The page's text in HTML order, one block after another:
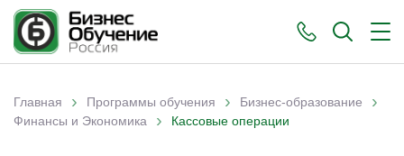
Вы здесь
Главная › Программы обучения › Бизнес-образование ›
Финансы и Экономика › Кассовые операции